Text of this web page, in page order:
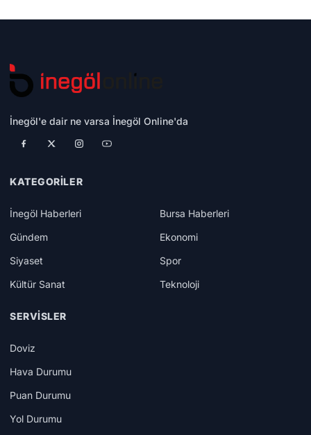
İnegöl'e dair ne varsa İnegöl Online'da
KATEGORILER
İnegöl Haberleri
Bursa Haberleri
Gündem
Ekonomi
Siyaset
Spor
Kültür Sanat
Teknoloji
SERVISLER
Doviz
Hava Durumu
Puan Durumu
Yol Durumu